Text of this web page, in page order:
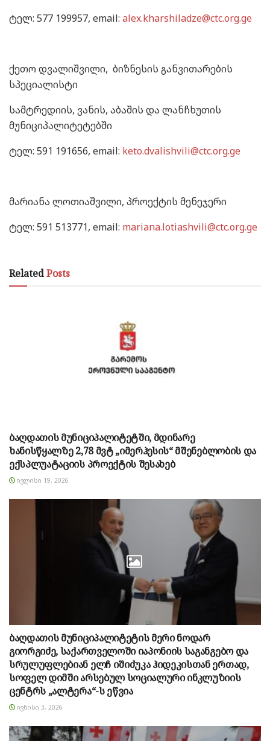
ტელ: 577 199957, email: alex.kharshiladze@ctc.org.ge
ქეთო დვალიშვილი, ბიზნესის განვითარების
სპეციალისტი
სამტრედიის, ვანის, აბაშის და ლანჩხუთის
მუნიციპალიტეტებში
ტელ: 591 191656, email: keto.dvalishvili@ctc.org.ge
მარიანა ლოთიაშვილი, პროექტის მენეჯერი
ტელ: 591 513771, email: mariana.lotiashvili@ctc.org.ge
RelatedPosts
ბაღდათის მუნიციპალიტეტში, მდინარე
ხანისწყალზე 2,78 მვტ „იმერჰესის“ მშენებლობის და
ექსპლუატაციის პროექტის შესახებ
ᲘᲕᲚᲘᲡᲘ 19, 2026
ბაღდათის მუნიციპალიტეტის მერი ნოდარ
გიორგიძე, საქართველოში იაპონიის საგანგებო და
სრულუფლებიან ელჩ იშიძუკა ჰიდეკისთან ერთად,
სოფელ დიმში არსებულ სოციალური ინკლუზიის
ცენტრს „ალტერა“-ს ეწვია
ᲘᲕᲜᲘᲡᲘ 3, 2026